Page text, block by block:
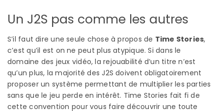
Un J2S pas comme les autres
S’il faut dire une seule chose à propos de Time Stories,
c’est qu’il est on ne peut plus atypique. Si dans le
domaine des jeux vidéo, la rejouabilité d’un titre n’est
qu’un plus, la majorité des J2S doivent obligatoirement
proposer un système permettant de multiplier les parties
sans que le jeu perde en intérêt. Time Stories fait fi de
cette convention pour vous faire découvrir une toute